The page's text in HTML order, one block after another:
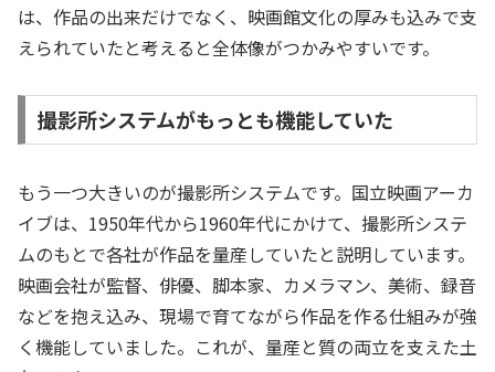
は、作品の出来だけでなく、映画館文化の厚みも込みで支
えられていたと考えると全体像がつかみやすいです。
撮影所システムがもっとも機能していた
もう一つ大きいのが撮影所システムです。国立映画アーカ
イブは、1950年代から1960年代にかけて、撮影所システ
ムのもとで各社が作品を量産していたと説明しています。
映画会社が監督、俳優、脚本家、カメラマン、美術、録音
などを抱え込み、現場で育てながら作品を作る仕組みが強
く機能していました。これが、量産と質の両立を支えた土